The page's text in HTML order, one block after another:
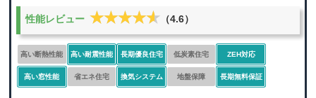
性能レビュー ★★★★★
★★★★★ （4.6）
高い断熱性能 高い耐震性能 長期優良住宅 低炭素住宅 ZEH対応
高い窓性能 省エネ住宅 換気システム 地盤保障 長期無料保証